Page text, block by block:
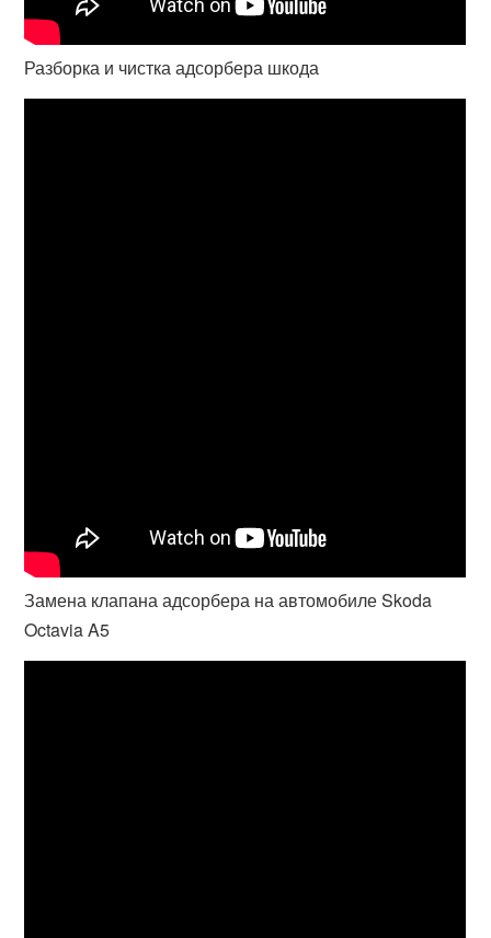
Разборка и чистка адсорбера шкода
Замена клапана адсорбера на автомобиле Skoda
Octavia A5